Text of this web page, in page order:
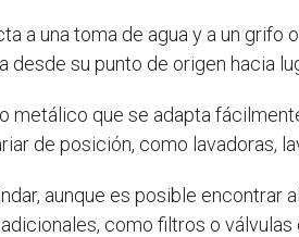
a una toma de agua y a un grifo
su punto de origen hacia
que se adapta
de posición, como lavadoras,
aunque es posible encontrar
como filtros o válvulas